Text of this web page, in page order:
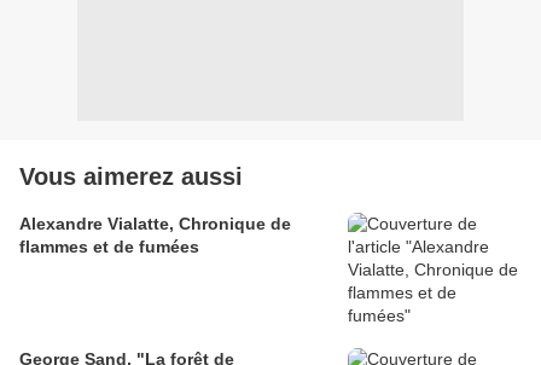
Vous aimerez aussi
Alexandre Vialatte, Chronique de
flammes et de fumées
George Sand, "La forêt de